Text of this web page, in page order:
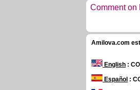
Comment on
Amilova.com
English :
Español :